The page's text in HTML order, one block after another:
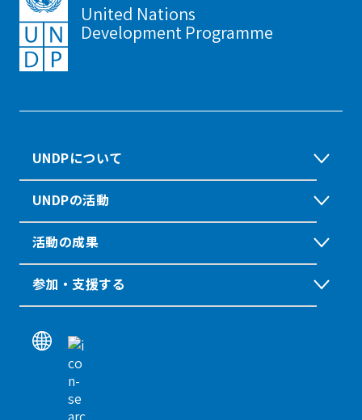
United Nations
Development Programme
UNDPについて
UNDPの活動
活動の成果
参加・支援する